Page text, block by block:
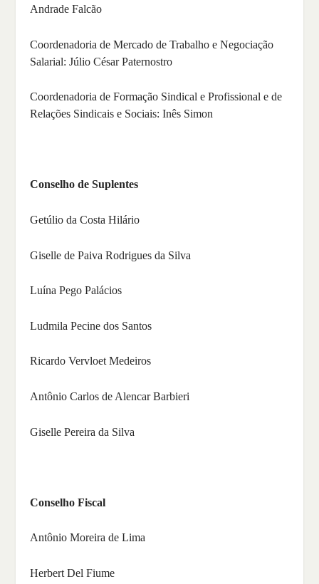
Andrade Falcão
Coordenadoria de Mercado de Trabalho e Negociação
Salarial: Júlio César Paternostro
Coordenadoria de Formação Sindical e Profissional e de
Relações Sindicais e Sociais: Inês Simon
Conselho de Suplentes
Getúlio da Costa Hilário
Giselle de Paiva Rodrigues da Silva
Luína Pego Palácios
Ludmila Pecine dos Santos
Ricardo Vervloet Medeiros
Antônio Carlos de Alencar Barbieri
Giselle Pereira da Silva
Conselho Fiscal
Antônio Moreira de Lima
Herbert Del Fiume